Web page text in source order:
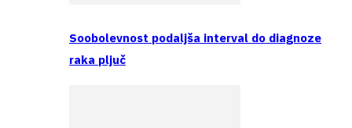
Soobolevnost podaljša interval do diagnoze
raka pljuč